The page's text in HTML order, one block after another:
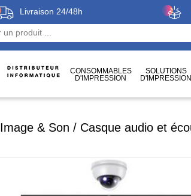
Livraison 24/48h
CONSOMMABLES
D'IMPRESSION
SOLUTIONS
D'IMPRESSION
Image & Son / Casque audio et